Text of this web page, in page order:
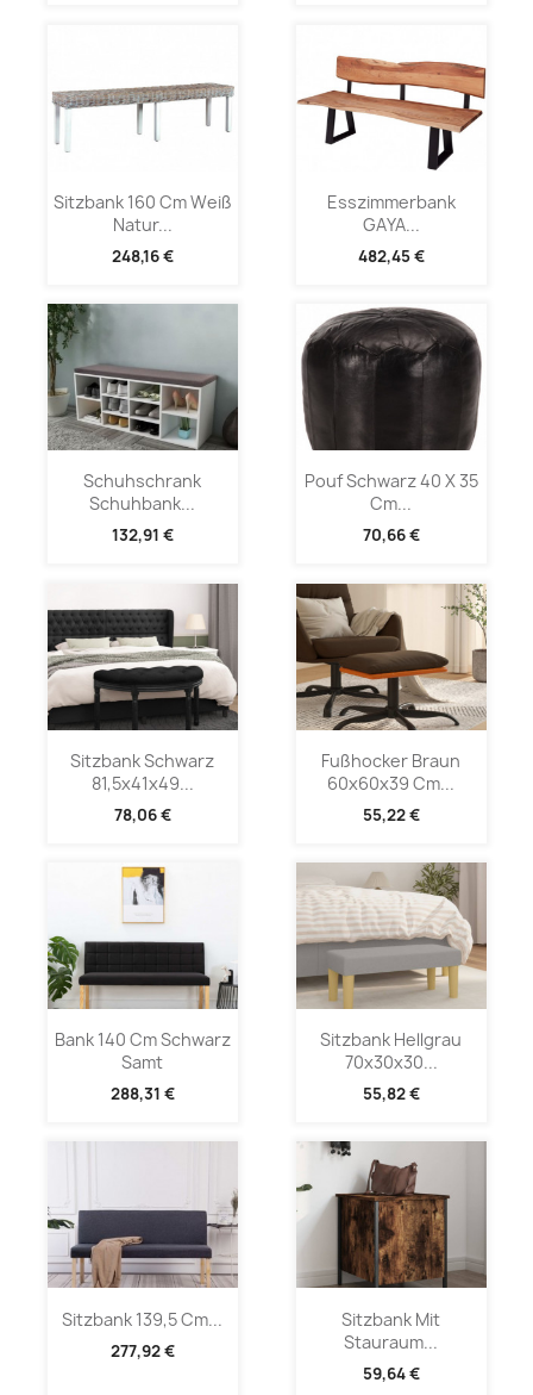
Sitzbank 160 Cm Weiß
Natur...
248,16 €
Esszimmerbank
GAYA...
482,45 €
Schuhschrank
Schuhbank...
132,91 €
Pouf Schwarz 40 X 35
Cm...
70,66 €
Sitzbank Schwarz
81,5x41x49...
78,06 €
Fußhocker Braun
60x60x39 Cm...
55,22 €
Bank 140 Cm Schwarz
Samt
288,31 €
Sitzbank Hellgrau
70x30x30...
55,82 €
Sitzbank 139,5 Cm...
277,92 €
Sitzbank Mit
Stauraum...
59,64 €